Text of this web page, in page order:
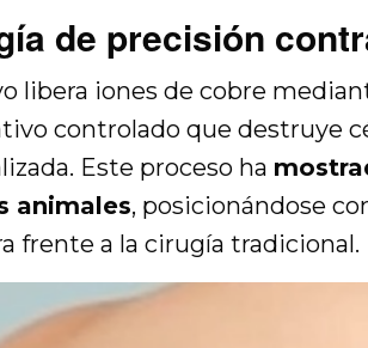
de precisión
libera iones de cobre
controlado que destruye
Este proceso ha
animales, posicionándose
frente a la cirugía tradicional.